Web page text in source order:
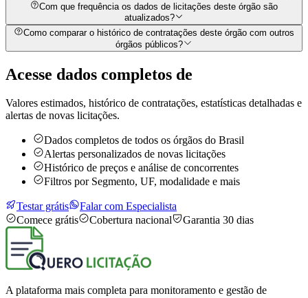
Com que frequência os dados de licitações deste órgão são
atualizados?
Como comparar o histórico de contratações deste órgão com outros
órgãos públicos?
Acesse dados completos de
Valores estimados, histórico de contratações, estatísticas detalhadas e
alertas de novas licitações.
Dados completos de todos os órgãos do Brasil
Alertas personalizados de novas licitações
Histórico de preços e análise de concorrentes
Filtros por Segmento, UF, modalidade e mais
Testar grátis
Falar com Especialista
Comece grátis
Cobertura nacional Garantia 30 dias
A plataforma mais completa para monitoramento e gestão de